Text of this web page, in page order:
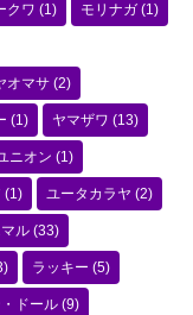
クワ (1) モリナガ (1)
オマサ (2)
(1) ヤマザワ (13)
ニオン (1)
(1) ユータカラヤ (2)
ル (33)
ラッキー (5)
ドール (9)